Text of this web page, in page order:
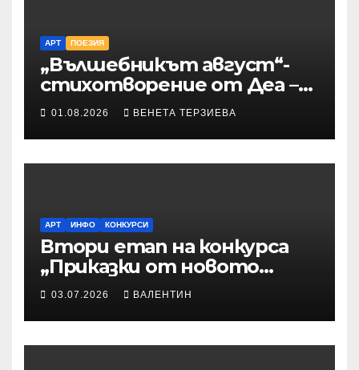
АРТ ПОЕЗИЯ
„Вълшебникът август“-
стихотворение от Деа –
Десислава Иванова
01.08.2026 ВЕНЕТА ТЕРЗИЕВА
АРТ ИНФО КОНКУРСИ
Втори етап на конкурса
„Приказки от новото
време“ – Илюстрации към
приказките
03.07.2026 ВАЛЕНТИН